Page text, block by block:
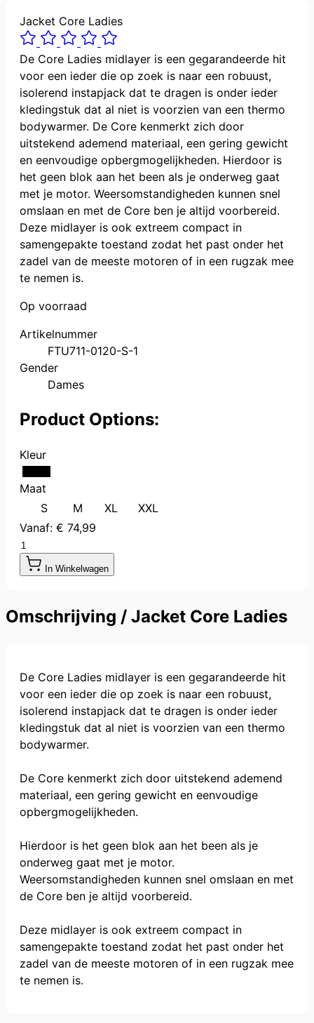
Jacket Core Ladies
De Core Ladies midlayer is een gegarandeerde hit
voor een ieder die op zoek is naar een robuust,
isolerend instapjack dat te dragen is onder ieder
kledingstuk dat al niet is voorzien van een thermo
bodywarmer. De Core kenmerkt zich door
uitstekend ademend materiaal, een gering gewicht
en eenvoudige opbergmogelijkheden. Hierdoor is
het geen blok aan het been als je onderweg gaat
met je motor. Weersomstandigheden kunnen snel
omslaan en met de Core ben je altijd voorbereid.
Deze midlayer is ook extreem compact in
samengepakte toestand zodat het past onder het
zadel van de meeste motoren of in een rugzak mee
te nemen is.
Op voorraad
Artikelnummer
FTU711-0120-S-1
Gender
Dames
Product Options:
Kleur
Maat
S
M XL
XXL
Vanaf: € 74,99
Aantal
In Winkelwagen
Omschrijving / Jacket Core Ladies
De Core Ladies midlayer is een gegarandeerde hit
voor een ieder die op zoek is naar een robuust,
isolerend instapjack dat te dragen is onder ieder
kledingstuk dat al niet is voorzien van een thermo
bodywarmer.
De Core kenmerkt zich door uitstekend ademend
materiaal, een gering gewicht en eenvoudige
opbergmogelijkheden.
Hierdoor is het geen blok aan het been als je
onderweg gaat met je motor.
Weersomstandigheden kunnen snel omslaan en met
de Core ben je altijd voorbereid.
Deze midlayer is ook extreem compact in
samengepakte toestand zodat het past onder het
zadel van de meeste motoren of in een rugzak mee
te nemen is.